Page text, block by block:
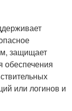
защищает
обеспечения
или логинов и